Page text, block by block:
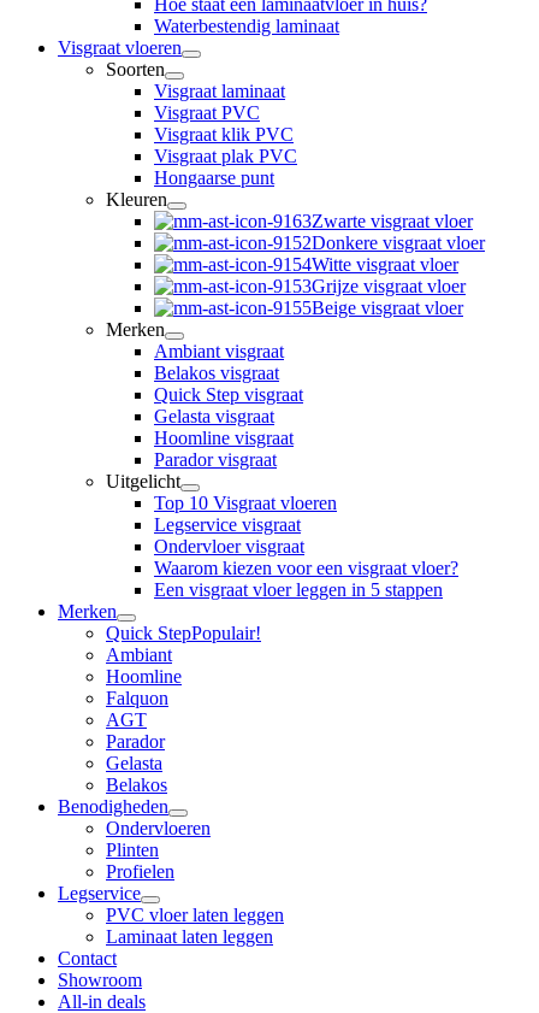
Waterbestendig laminaat
Visgraat vloeren
Soorten
Visgraat laminaat
Visgraat PVC
Visgraat klik PVC
Visgraat plak PVC
Hongaarse punt
Kleuren
Zwarte visgraat vloer
Donkere visgraat vloer
Witte visgraat vloer
Grijze visgraat vloer
Beige visgraat vloer
Merken
Ambiant visgraat
Belakos visgraat
Quick Step visgraat
Gelasta visgraat
Hoomline visgraat
Parador visgraat
Uitgelicht
Top 10 Visgraat vloeren
Legservice visgraat
Ondervloer visgraat
Waarom kiezen voor een visgraat vloer?
Een visgraat vloer leggen in 5 stappen
Merken
Quick StepPopulair!
Ambiant
Hoomline
Falquon
AGT
Parador
Gelasta
Belakos
Benodigheden
Ondervloeren
Plinten
Profielen
Legservice
PVC vloer laten leggen
Laminaat laten leggen
Contact
Showroom
All-in deals